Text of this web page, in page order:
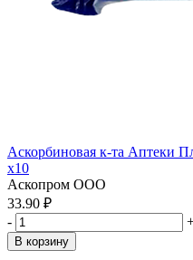
Аскорбиновая к-та Аптеки
x10
Аскопром ООО
33.90 ₽
-
В корзину